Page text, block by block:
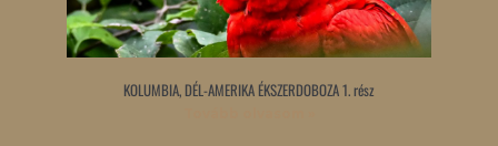
KOLUMBIA, DÉL-AMERIKA ÉKSZERDOBOZA 1. rész